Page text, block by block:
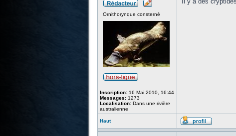
Ornithorynque consterné
Inscription:16 Mai 2010, 16:44
Messages:1273
Localisation:Dans une rivière
australienne
Haut